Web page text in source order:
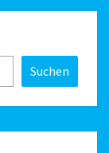
Suchen